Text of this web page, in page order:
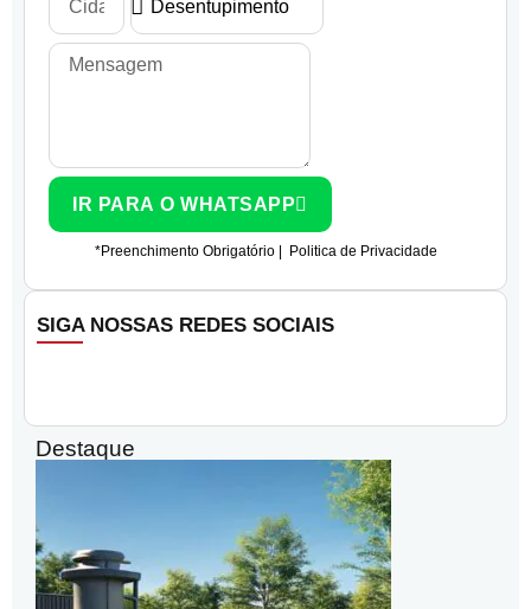
IR PARA O WHATSAPP
*Preenchimento Obrigatório | Politica de Privacidade
SIGA NOSSAS REDES SOCIAIS
Destaque